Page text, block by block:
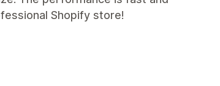
Shopify store!